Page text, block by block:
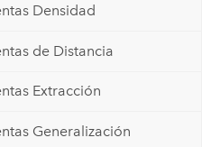
Densidad
de Distancia
Extracción
Generalización